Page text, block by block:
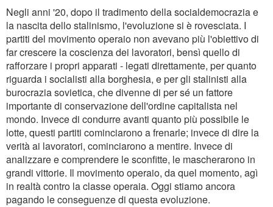
Negli anni '20, dopo il tradimento della socialdemocrazia e
la nascita dello stalinismo, l'evoluzione si è rovesciata. I
partiti del movimento operaio non avevano più l'obiettivo di
far crescere la coscienza dei lavoratori, bensì quello di
rafforzare i propri apparati - legati direttamente, per quanto
riguarda i socialisti alla borghesia, e per gli stalinisti alla
burocrazia sovietica, che divenne di per sé un fattore
importante di conservazione dell'ordine capitalista nel
mondo. Invece di condurre avanti quanto più possibile le
lotte, questi partiti cominciarono a frenarle; invece di dire la
verità ai lavoratori, cominciarono a mentire. Invece di
analizzare e comprendere le sconfitte, le mascherarono in
grandi vittorie. Il movimento operaio, da quel momento, agì
in realtà contro la classe operaia. Oggi stiamo ancora
pagando le conseguenze di questa evoluzione.